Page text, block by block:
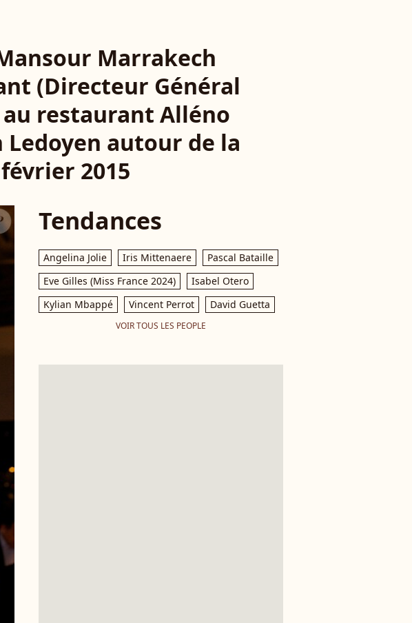
Marrakech
(Directeur Général
restaurant Alléno
Ledoyen autour de la
2015
Tendances
Angelina Jolie Iris Mittenaere
Pascal Bataille
Eve Gilles (Miss France 2024)
Isabel Otero
Kylian Mbappé
Vincent Perrot David Guetta
VOIR TOUS LES PEOPLE